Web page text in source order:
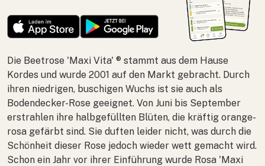
Die Beetrose 'Maxi Vita' ® stammt aus dem Hause
Kordes und wurde 2001 auf den Markt gebracht. Durch
ihren niedrigen, buschigen Wuchs ist sie auch als
Bodendecker-Rose geeignet. Von Juni bis September
erstrahlen ihre halbgefüllten Blüten, die kräftig orange-
rosa gefärbt sind. Sie duften leider nicht, was durch die
Schönheit dieser Rose jedoch wieder wett gemacht wird.
Schon ein Jahr vor ihrer Einführung wurde Rosa 'Maxi